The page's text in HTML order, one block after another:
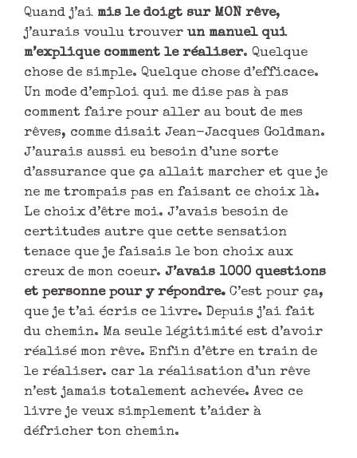
Quand j’ai mis le doigt sur MON rêve,
j’aurais voulu trouver un manuel qui
m’explique comment le réaliser. Quelque
chose de simple. Quelque chose d’efficace.
Un mode d’emploi qui me dise pas à pas
comment faire pour aller au bout de mes
rêves, comme disait Jean-Jacques Goldman.
J’aurais aussi eu besoin d’une sorte
d’assurance que ça allait marcher et que je
ne me trompais pas en faisant ce choix là.
Le choix d’être moi. J’avais besoin de
certitudes autre que cette sensation
tenace que je faisais le bon choix aux
creux de mon coeur. J’avais 1000 questions
et personne pour y répondre. C’est pour ça,
que je t’ai écris ce livre. Depuis j’ai fait
du chemin. Ma seule légitimité est d’avoir
réalisé mon rêve. Enfin d’être en train de
le réaliser. car la réalisation d’un rêve
n’est jamais totalement achevée. Avec ce
livre je veux simplement t’aider à
défricher ton chemin.